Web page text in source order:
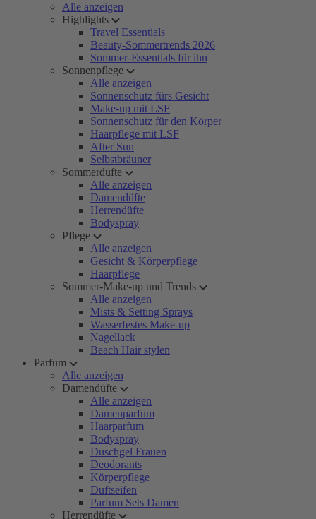
Alle anzeigen
Highlights
Travel Essentials
Beauty-Sommertrends 2026
Sommer-Essentials für ihn
Sonnenpflege
Alle anzeigen
Sonnenschutz fürs Gesicht
Make-up mit LSF
Sonnenschutz für den Körper
Haarpflege mit LSF
After Sun
Selbstbräuner
Sommerdüfte
Alle anzeigen
Damendüfte
Herrendüfte
Bodyspray
Pflege
Alle anzeigen
Gesicht & Körperpflege
Haarpflege
Sommer-Make-up und Trends
Alle anzeigen
Mists & Setting Sprays
Wasserfestes Make-up
Nagellack
Beach Hair stylen
Parfum
Alle anzeigen
Damendüfte
Alle anzeigen
Damenparfum
Haarparfum
Bodyspray
Duschgel Frauen
Deodorants
Körperpflege
Duftseifen
Parfum Sets Damen
Herrendüfte